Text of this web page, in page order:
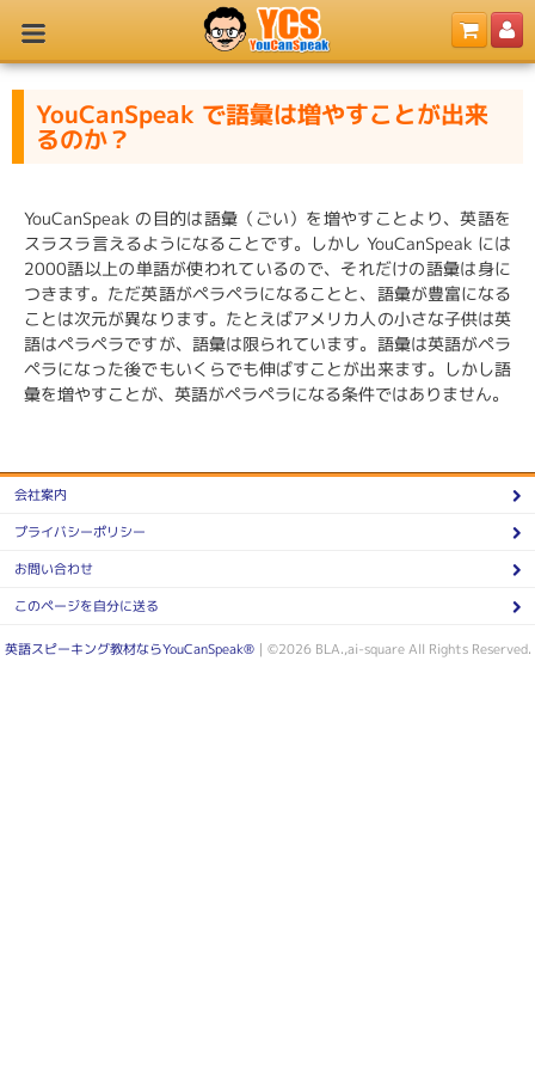
YouCanSpeak で語彙は増やすことが出来
るのか？
YouCanSpeak の目的は語彙（ごい）を増やすことより、英語を
スラスラ言えるようになることです。しかし YouCanSpeak には
2000語以上の単語が使われているので、それだけの語彙は身に
つきます。ただ英語がペラペラになることと、語彙が豊富になる
ことは次元が異なります。たとえばアメリカ人の小さな子供は英
語はペラペラですが、語彙は限られています。語彙は英語がペラ
ペラになった後でもいくらでも伸ばすことが出来ます。しかし語
彙を増やすことが、英語がペラペラになる条件ではありません。
会社案内
プライバシーポリシー
お問い合わせ
このページを自分に送る
英語スピーキング教材ならYouCanSpeak®｜©2026 BLA.,ai-square All Rights Reserved.